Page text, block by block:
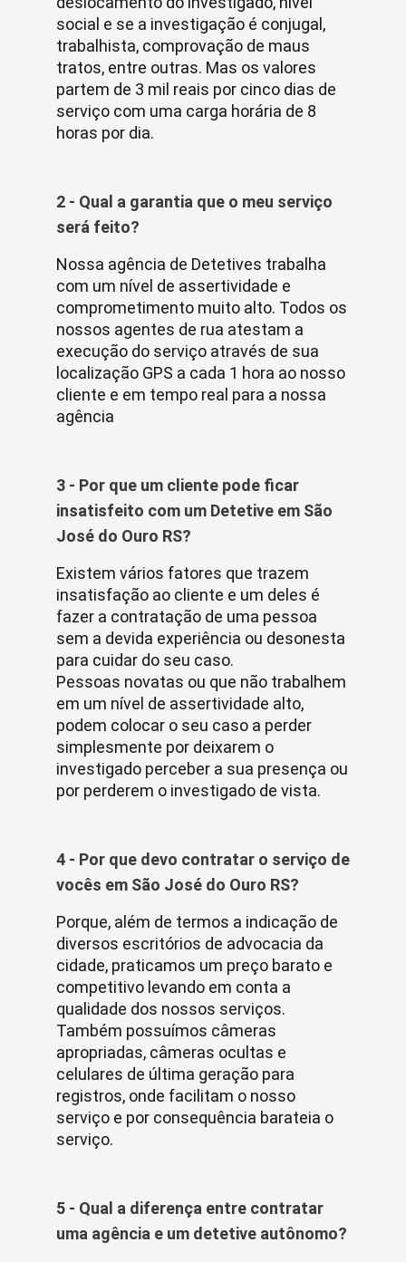
social e se a investigação é conjugal,
trabalhista, comprovação de maus
tratos, entre outras. Mas os valores
partem de 3 mil reais por cinco dias de
serviço com uma carga horária de 8
horas por dia.
2 - Qual a garantia que o meu serviço
será feito?
Nossa agência de Detetives trabalha
com um nível de assertividade e
comprometimento muito alto. Todos os
nossos agentes de rua atestam a
execução do serviço através de sua
localização GPS a cada 1 hora ao nosso
cliente e em tempo real para a nossa
agência
3 - Por que um cliente pode ficar
insatisfeito com um Detetive em São
José do Ouro RS?
Existem vários fatores que trazem
insatisfação ao cliente e um deles é
fazer a contratação de uma pessoa
sem a devida experiência ou desonesta
para cuidar do seu caso.
Pessoas novatas ou que não trabalhem
em um nível de assertividade alto,
podem colocar o seu caso a perder
simplesmente por deixarem o
investigado perceber a sua presença ou
por perderem o investigado de vista.
4 - Por que devo contratar o serviço de
vocês em São José do Ouro RS?
Porque, além de termos a indicação de
diversos escritórios de advocacia da
cidade, praticamos um preço barato e
competitivo levando em conta a
qualidade dos nossos serviços.
Também possuímos câmeras
apropriadas, câmeras ocultas e
celulares de última geração para
registros, onde facilitam o nosso
serviço e por consequência barateia o
serviço.
5 - Qual a diferença entre contratar
uma agência e um detetive autônomo?